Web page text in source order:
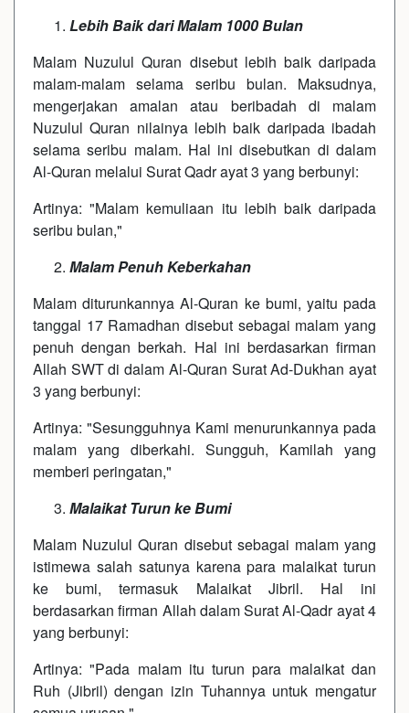
Lebih Baik dari Malam 1000 Bulan
Malam Nuzulul Quran disebut lebih baik daripada
malam-malam selama seribu bulan. Maksudnya,
mengerjakan amalan atau beribadah di malam
Nuzulul Quran nilainya lebih baik daripada ibadah
selama seribu malam. Hal ini disebutkan di dalam
Al-Quran melalui Surat Qadr ayat 3 yang berbunyi:
Artinya: "Malam kemuliaan itu lebih baik daripada
seribu bulan,"
Malam Penuh Keberkahan
Malam diturunkannya Al-Quran ke bumi, yaitu pada
tanggal 17 Ramadhan disebut sebagai malam yang
penuh dengan berkah. Hal ini berdasarkan firman
Allah SWT di dalam Al-Quran Surat Ad-Dukhan ayat
3 yang berbunyi:
Artinya: "Sesungguhnya Kami menurunkannya pada
malam yang diberkahi. Sungguh, Kamilah yang
memberi peringatan,"
Malaikat Turun ke Bumi
Malam Nuzulul Quran disebut sebagai malam yang
istimewa salah satunya karena para malaikat turun
ke bumi, termasuk Malaikat Jibril. Hal ini
berdasarkan firman Allah dalam Surat Al-Qadr ayat 4
yang berbunyi:
Artinya: "Pada malam itu turun para malaikat dan
Ruh (Jibril) dengan izin Tuhannya untuk mengatur